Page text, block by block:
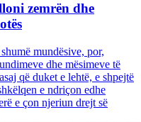
zemrën dhe
mundësive, por,
dhe mësimeve të
që duket e lehtë, e shpejtë
e ndriçon edhe
e çon njeriun drejt së